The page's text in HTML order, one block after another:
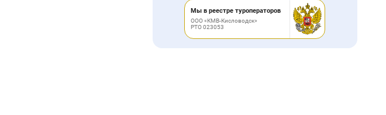
Мы в реестре туроператоров
ООО «КМВ-Кисловодск»
РТО 023053